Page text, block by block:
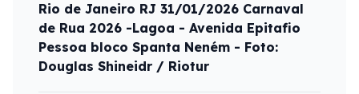
Rio de Janeiro RJ 31/01/2026 Carnaval
de Rua 2026 -Lagoa - Avenida Epitafio
Pessoa bloco Spanta Neném - Foto:
Douglas Shineidr / Riotur